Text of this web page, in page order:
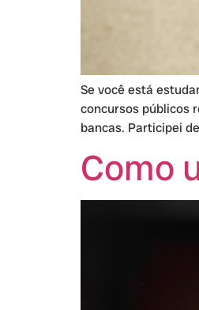
Se você está
concursos públicos
bancas. Participei
Como